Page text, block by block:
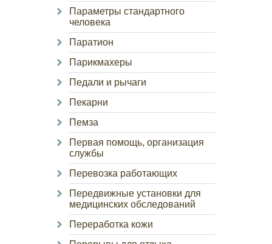
Параметры стандартного
человека
Паратион
Парикмахеры
Педали и рычаги
Пекарни
Пемза
Первая помощь, организация
службы
Перевозка работающих
Передвижные установки для
медицинских обследований
Переработка кожи